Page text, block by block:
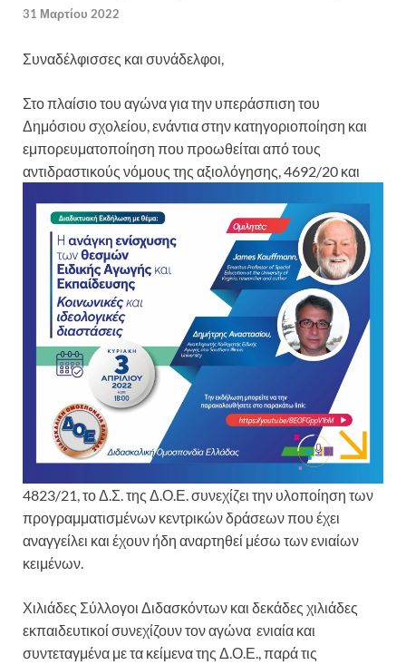
31 Μαρτίου 2022
Συναδέλφισσες και συνάδελφοι,
Στο πλαίσιο του αγώνα για την υπεράσπιση του
Δημόσιου σχολείου, ενάντια στην κατηγοριοποίηση και
εμπορευματοποίηση που προωθείται από τους
αντιδραστικούς νόμους της αξιολόγησης,4692/20 και
4823/21, το Δ.Σ. της Δ.Ο.Ε. συνεχίζει την υλοποίηση των
προγραμματισμένων κεντρικών δράσεων που έχει
αναγγείλει και έχουν ήδη αναρτηθεί μέσω των ενιαίων
κειμένων.
Χιλιάδες Σύλλογοι Διδασκόντων και δεκάδες χιλιάδες
εκπαιδευτικοί συνεχίζουν τον αγώνα ενιαία και
συντεταγμένα με τα κείμενα της Δ.Ο.Ε., παρά τις